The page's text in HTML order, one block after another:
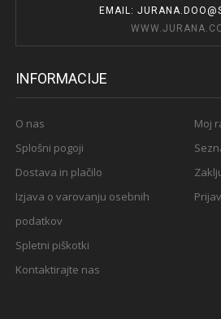
EMAIL:
INFORMACIJE
O nas
Splošni pogoji
Dostava in plačilo
Izjava o varovanju osebnih
podatkov
Spletni piškotki
Kontaktirajte nas
Moj